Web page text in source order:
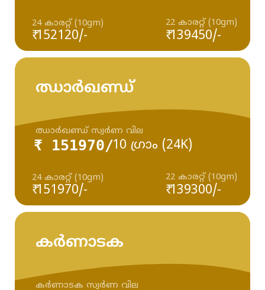
₹ 152120/-
24 കാരറ്റ് (10gm) 22 കാരറ്റ് (10gm)
₹ 139450/-
ഝാർഖണ്ഡ്
₹ 151970/10 ഗ്രാം (24K)
₹ 151970/-
24 കാരറ്റ് (10gm) 22 കാരറ്റ് (10gm)
ഝാർഖണ്ഡ് സ്വർണ വില
₹ 139300/-
കർണാടക
കർണാടക സ്വർണ വില